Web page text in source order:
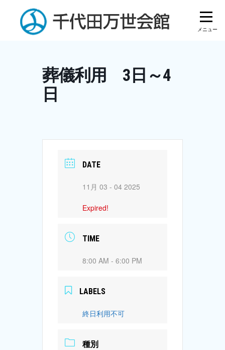
content
葬儀利用 3日～4
日
DATE
11月 03 - 04 2025
Expired!
TIME
8:00 AM - 6:00 PM
LABELS
終日利用不可
種別